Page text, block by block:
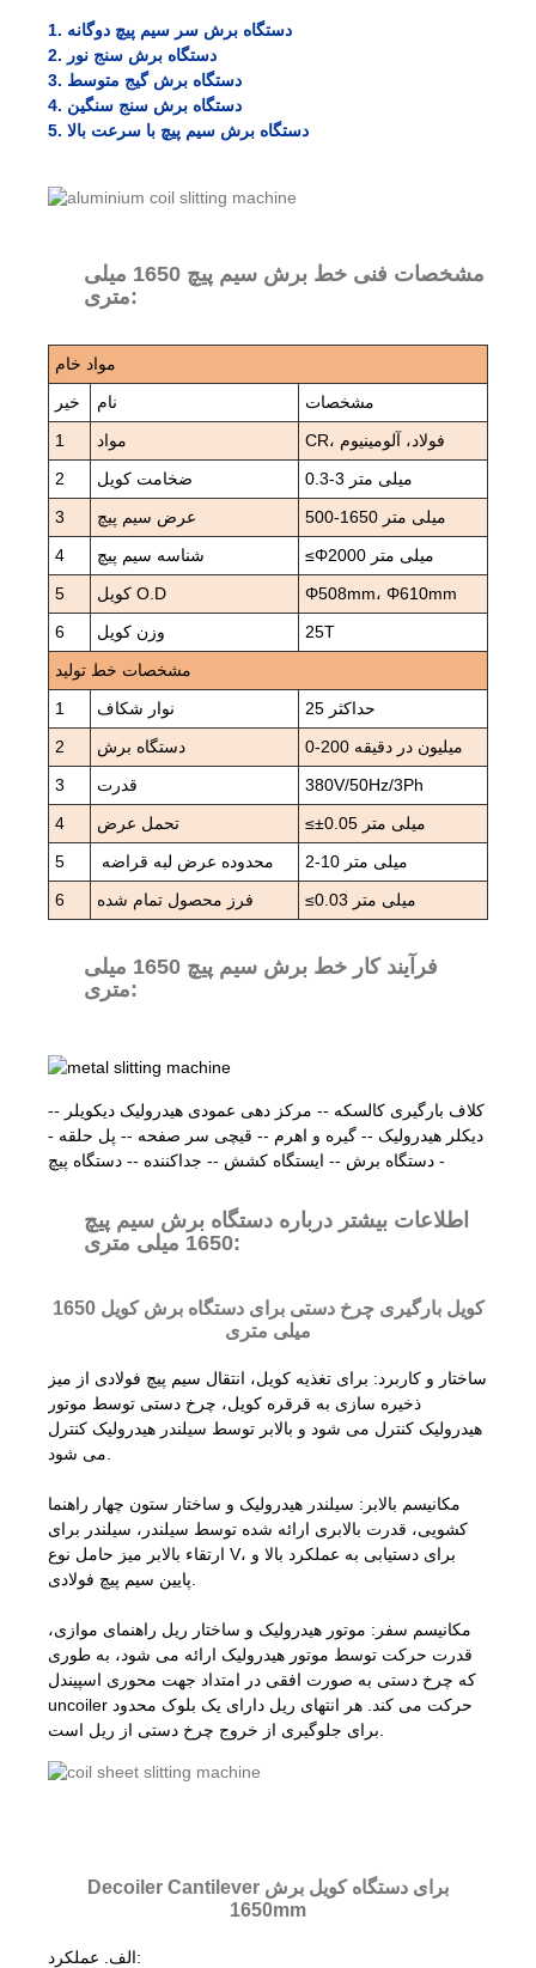
1. دستگاه برش سر سیم پیچ دوگانه
2. دستگاه برش سنج نور
3. دستگاه برش گیج متوسط
4. دستگاه برش سنج سنگین
5. دستگاه برش سیم پیچ با سرعت بالا
مشخصات فنی خط برش سیم پیچ 1650 میلی
متری:
مواد خام
خیر
نام
مشخصات
1
مواد
CR، فولاد، آلومینیوم
2
ضخامت کویل
0.3-3 میلی متر
3
عرض سیم پیچ
500-1650 میلی متر
4
شناسه سیم پیچ
≤Φ2000 میلی متر
5
کویل O.D
Φ508mm، Φ610mm
6
وزن کویل
25T
مشخصات خط تولید
1
نوار شکاف
25 حداکثر
2
دستگاه برش
0-200 میلیون در دقیقه
3
قدرت
380V/50Hz/3Ph
4
تحمل عرض
≤±0.05 میلی متر
5
محدوده عرض لبه قراضه
2-10 میلی متر
6
فرز محصول تمام شده ≤0.03 میلی متر
فرآیند کار خط برش سیم پیچ 1650 میلی
متری:
کلاف بارگیری کالسکه -- مرکز دهی عمودی هیدرولیک دیکویلر --
دیکلر هیدرولیک -- گیره و اهرم -- قیچی سر صفحه -- پل حلقه -
- دستگاه برش -- ایستگاه کشش -- جداکننده -- دستگاه پیچ
اطلاعات بیشتر درباره دستگاه برش سیم پیچ
1650 میلی متری:
کویل بارگیری چرخ دستی برای دستگاه برش کویل 1650
میلی متری
ساختار و کاربرد: برای تغذیه کویل، انتقال سیم پیچ فولادی از میز
ذخیره سازی به قرقره کویل، چرخ دستی توسط موتور
هیدرولیک کنترل می شود و بالابر توسط سیلندر هیدرولیک کنترل
مکانیسم بالابر: سیلندر هیدرولیک و ساختار ستون چهار راهنما
کشویی، قدرت بالابری ارائه شده توسط سیلندر، سیلندر برای
ارتقاء بالابر میز حامل نوع V، برای دستیابی به عملکرد بالا و
مکانیسم سفر: موتور هیدرولیک و ساختار ریل راهنمای موازی،
قدرت حرکت توسط موتور هیدرولیک ارائه می شود، به طوری
که چرخ دستی به صورت افقی در امتداد جهت محوری اسپیندل
uncoiler حرکت می کند. هر انتهای ریل دارای یک بلوک محدود
Decoiler Cantilever برای دستگاه کویل برش
1650mm
الف. عملکرد: